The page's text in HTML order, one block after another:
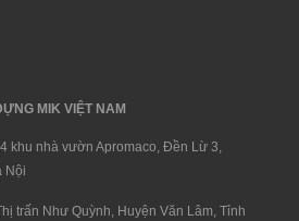
MIK VIỆT NAM
khu nhà vườn Apromaco, Đền Lừ 3,
Nội
trấn Như Quỳnh, Huyện Văn Lâm, Tỉnh